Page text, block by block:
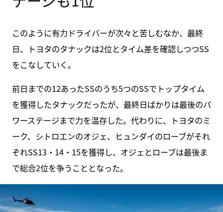
このように有力ドライバーが次々と苦しむなか、最終
日、トヨタのタナックは2位とタイム差を確認しつつSS
をこなしていく。
前日までの12あったSSのうち5つのSSでトップタイム
を獲得したタナックだったが、最終日ばかりは最後のパ
ワーステージまで力を温存した。代わりに、トヨタのミ
ーク、シトロエンのオジェ、ヒュンダイのローブがそれ
ぞれSS13・14・15を獲得し、オジェとローブは最後ま
で総合2位を争うこととなった。